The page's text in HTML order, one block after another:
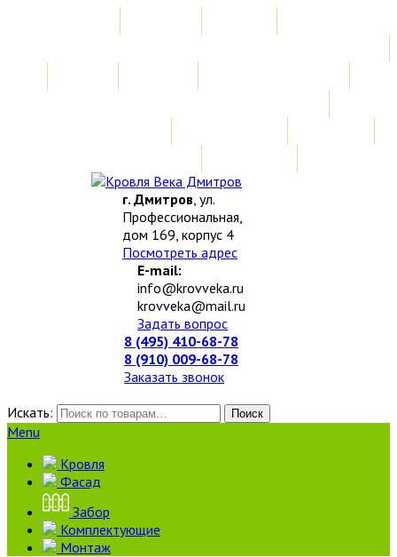
г. Дмитров, ул.
Профессиональная,
дом 169, корпус 4
Посмотреть адрес
E-mail:
info@krovveka.ru
krovveka@mail.ru
Задать вопрос
8 (495) 410-68-78
8 (910) 009-68-78
Заказать звонок
Искать:
Поиск
Menu
Кровля
Фасад
Забор
Комплектующие
Монтаж